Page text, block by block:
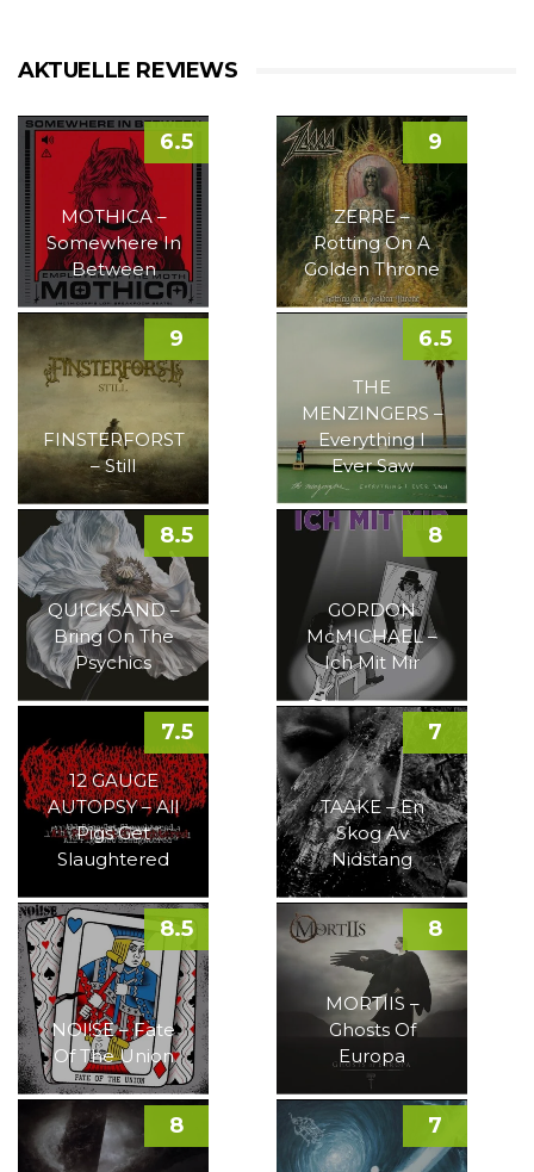
AKTUELLE REVIEWS
MOTHICA –
Somewhere In
Between
6.5
ZERRE –
Rotting On A
Golden Throne
9
FINSTERFORST
– Still
9
THE
MENZINGERS –
Everything I
Ever Saw
6.5
QUICKSAND –
Bring On The
Psychics
8.5
GORDON
McMICHAEL –
Ich Mit Mir
8
12 GAUGE
AUTOPSY – All
Pigs Get
Slaughtered
7.5
TAAKE – En
Skog Av
Nidstang
7
NOI!SE – Fate
Of The Union
8.5
MORTIIS –
Ghosts Of
Europa
8
8 7